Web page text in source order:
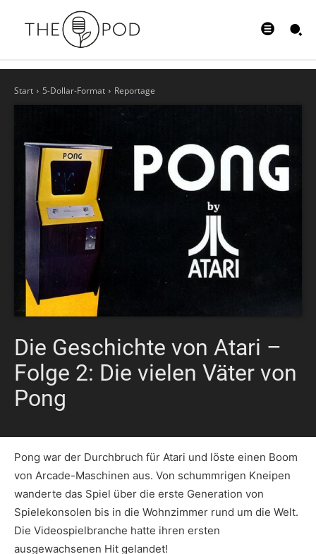
Start 5-Dollar-Format Reportage
Die Geschichte von Atari –
Folge 2: Die vielen Väter von
Pong
Pong war der Durchbruch für Atari und löste einen Boom
von Arcade-Maschinen aus. Von schummrigen Kneipen
wanderte das Spiel über die erste Generation von
Spielekonsolen bis in die Wohnzimmer rund um die Welt.
Die Videospielbranche hatte ihren ersten
ausgewachsenen Hit gelandet!